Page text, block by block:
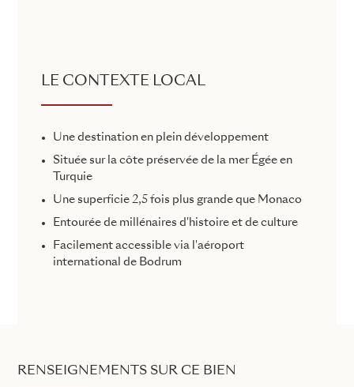
LE CONTEXTE LOCAL
Une destination en plein développement
Située sur la côte préservée de la mer Égée en
Turquie
Une superficie 2,5 fois plus grande que Monaco
Entourée de millénaires d'histoire et de culture
Facilement accessible via l'aéroport
international de Bodrum
RENSEIGNEMENTS SUR CE BIEN